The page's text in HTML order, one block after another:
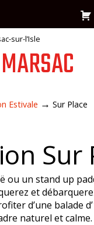
sur-l’Isle
MARSAC
Estivale → Sur Place
Sur
ou un stand up
et
d’une balade
naturel et calme.